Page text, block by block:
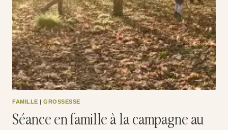
FAMILLE |GROSSESSE
Séance en famille à la campagne au